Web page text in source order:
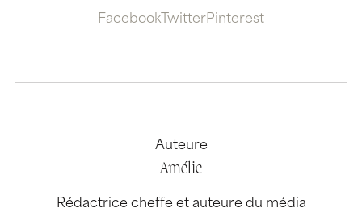
Facebook TwitterPinterest
Auteure
Amélie
Rédactrice cheffe et auteure du média